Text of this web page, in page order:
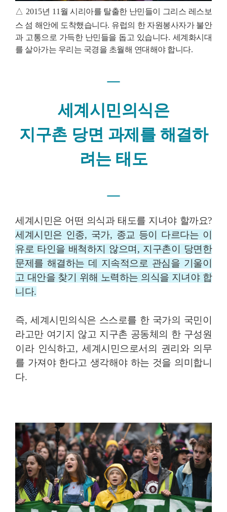
△ 2015년 11 월 시리아를 탈출한 난민들이 그리스 레스보
스 섬 해안에 도착했습니다. 유럽의 한 자원봉사자가 불안
과 고통으로 가득한 난민들을 돕고 있습니다. 세계화시대
를 살아가는 우리는 국경을 초월해 연대해야 합니다.
ㅡ
세계시민의식은
지구촌 당면 과제를 해결하
려는 태도
ㅡ
세계시민은 어떤 의식과 태도를 지녀야 할까요?
세계시민은 인종, 국가, 종교 등이 다르다는 이
유로 타인을 배척하지 않으며 , 지구촌이 당면한
문제를 해결하는 데 지속적으로 관심을 기울이
고 대안을 찾기 위해 노력하는 의식을 지녀야 합
니다.
즉,세계시민의식은 스스로를 한 국가의 국민이
라고만 여기지 않고 지구촌 공동체의 한 구성원
이라 인식하고, 세계시민으로서의 권리와 의무
를 가져야 한다고 생각해야 하는 것을 의미합니
다.